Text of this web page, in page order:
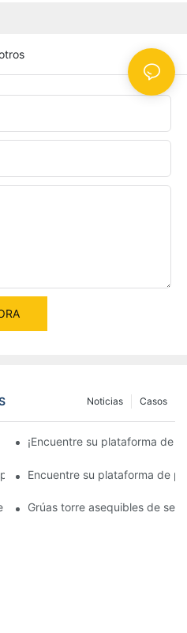
Casos
Noticias
¡Encuentre su plataforma de
rotativa perfecta para
Encuentre su plataforma de
perforación rotativa perfecta a la
Grúas torre asequibles de